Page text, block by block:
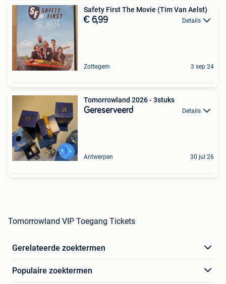
Safety First The Movie (Tim Van Aelst)
€ 6,99 Details
Zottegem 3 sep 24
Tomorrowland 2026 - 3stuks
Gereserveerd Details
Antwerpen 30 jul 26
Tomorrowland VIP Toegang Tickets
Gerelateerde zoektermen
Populaire zoektermen